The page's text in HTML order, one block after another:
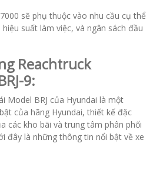
sẽ phụ thuộc vào nhu cầu cụ thể
suất làm việc, và ngân sách đầu
Reachtruck
9:
Model BRJ của Hyundai là một
của hãng Hyundai, thiết kế đặc
các kho bãi và trung tâm phân phối
đây là những thông tin nổi bật về xe